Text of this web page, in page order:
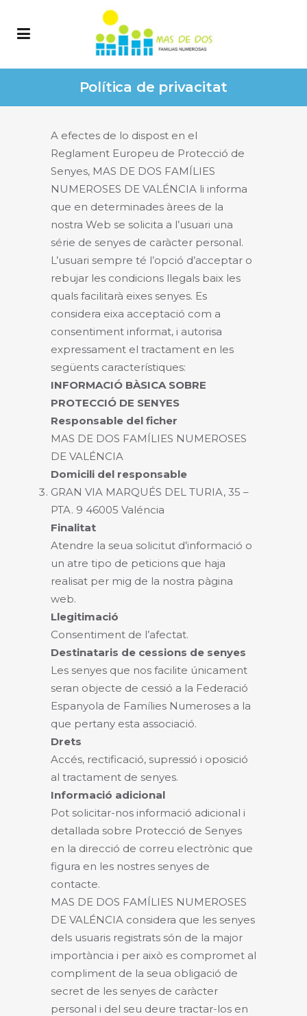
Política de privacitat
A efectes de lo dispost en el
Reglament Europeu de Protecció de
Senyes, MAS DE DOS FAMÍLIES
NUMEROSES DE VALÉNCIA li informa
que en determinades àrees de la
nostra Web se solicita a l’usuari una
série de senyes de caràcter personal.
L’usuari sempre té l’opció d’acceptar o
rebujar les condicions llegals baix les
quals facilitarà eixes senyes. Es
considera eixa acceptació com a
consentiment informat, i autorisa
expressament el tractament en les
següents característiques:
INFORMACIÓ BÀSICA SOBRE
PROTECCIÓ DE SENYES
Responsable del ficher
MAS DE DOS FAMÍLIES NUMEROSES
DE VALÉNCIA
Domicili del responsable
GRAN VIA MARQUÉS DEL TURIA, 35 –
PTA. 9 46005 Valéncia
Finalitat
Atendre la seua solicitut d’informació o
un atre tipo de peticions que haja
realisat per mig de la nostra pàgina
web.
Llegitimació
Consentiment de l’afectat.
Destinataris de cessions de senyes
Les senyes que nos facilite únicament
seran objecte de cessió a la Federació
Espanyola de Famílies Numeroses a la
que pertany esta associació.
Drets
Accés, rectificació, supressió i oposició
al tractament de senyes.
Informació adicional
Pot solicitar-nos informació adicional i
detallada sobre Protecció de Senyes
en la direcció de correu electrònic que
figura en les nostres senyes de
contacte.
MAS DE DOS FAMÍLIES NUMEROSES
DE VALÉNCIA considera que les senyes
dels usuaris registrats són de la major
importància i per això es compromet al
compliment de la seua obligació de
secret de les senyes de caràcter
personal i del seu deure tractar-los en